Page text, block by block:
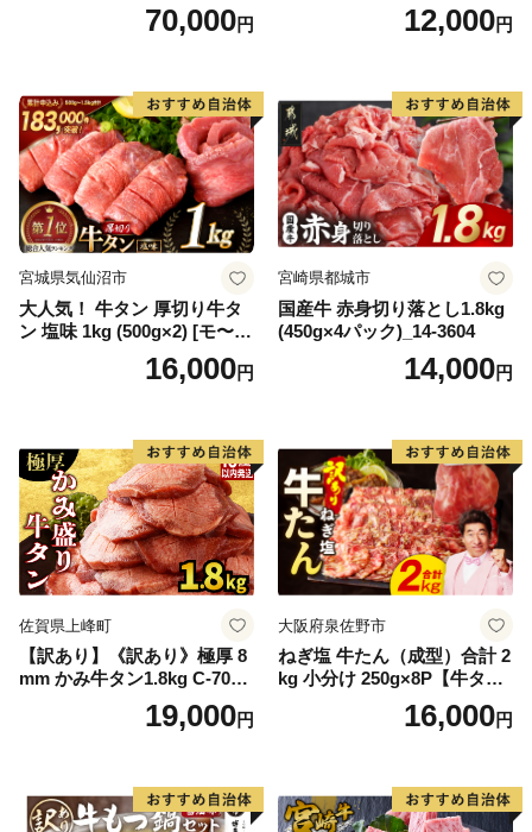
キ ブランド肉 ヒレ肉 フィレ
肉 ジューシー ヘルシー】(H0
70,000円 12,000円
宮城県気仙沼市
大人気！ 牛タン 厚切り牛タ
ン 塩味 1kg (500g×2) [モ〜ラ
ンド 宮城県 気仙沼市 205646
60] 肉 牛肉 精肉 牛たん 牛タ
厚切り タン
16,000円
宮崎県都城市
国産牛 赤身切り落とし1.8kg
(450g×4パック)_14-3604
14,000円
佐賀県上峰町
【訳あり】《訳あり》極厚 8
mm かみ牛タン1.8kg C-709-
19,000円
大阪府泉佐野市
ねぎ塩 牛たん（成型）合計 2
kg 小分け 250g×8P【牛タン
牛肉 焼肉用 薄切り 訳あり サ
16,000円